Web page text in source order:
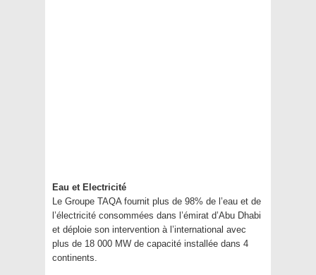
Eau et Electricité
Le Groupe TAQA fournit plus de 98% de l’eau et de
l’électricité consommées dans l’émirat d’Abu Dhabi
et déploie son intervention à l’international avec
plus de 18 000 MW de capacité installée dans 4
continents.